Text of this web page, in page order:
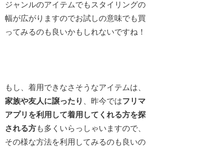
ジャンルのアイテムでもスタイリングの
幅が広がりますのでお試しの意味でも買
ってみるのも良いかもしれないですね！
もし、着用できなさそうなアイテムは、
家族や友人に譲ったり
、昨今ではフリマ
アプリを利用して着用してくれる方を探
される方も多くいらっしゃいますので、
その様な方法を利用してみるのも良いの